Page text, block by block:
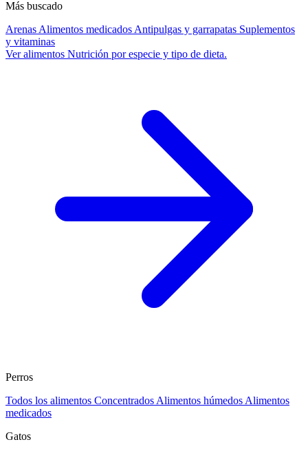
Más buscado
Arenas Alimentos medicados Antipulgas y garrapatas Suplementos
y vitaminas
Ver alimentos Nutrición por especie y tipo de dieta.
Perros
Todos los alimentos Concentrados Alimentos húmedos Alimentos
medicados
Gatos